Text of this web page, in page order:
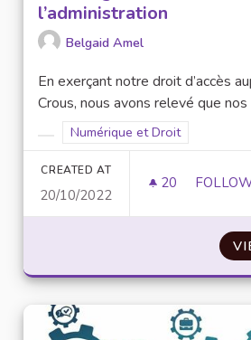
l’administration
Belgaid Amel
En exerçant notre droit d’accès
Crous, nous avons relevé que nos
Filter results for category:
Filter results for scope:
Numérique et Droit
CREATED AT
20/10/2022
20 20